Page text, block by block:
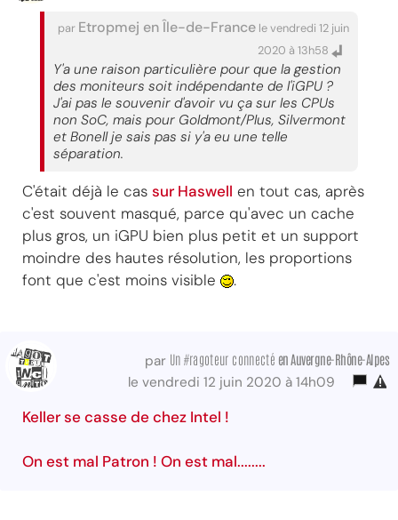
par Etropmej en Île-de-France le vendredi 12 juin
2020 à 13h58
Y'a une raison particulière pour que la gestion
des moniteurs soit indépendante de l'iGPU ?
J'ai pas le souvenir d'avoir vu ça sur les CPUs
non SoC, mais pour Goldmont/Plus, Silvermont
et Bonell je sais pas si y'a eu une telle
séparation.
C'était déjà le cas sur Haswell en tout cas, après
c'est souvent masqué, parce qu'avec un cache
plus gros, un iGPU bien plus petit et un support
moindre des hautes résolution, les proportions
font que c'est moins visible
.
par Un #ragoteur connecté en Auvergne-Rhône-Alpes
le vendredi 12 juin 2020 à 14h09
Keller se casse de chez Intel !
On est mal Patron ! On est mal........